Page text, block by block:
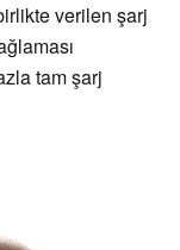
verilen şarj
tam şarj